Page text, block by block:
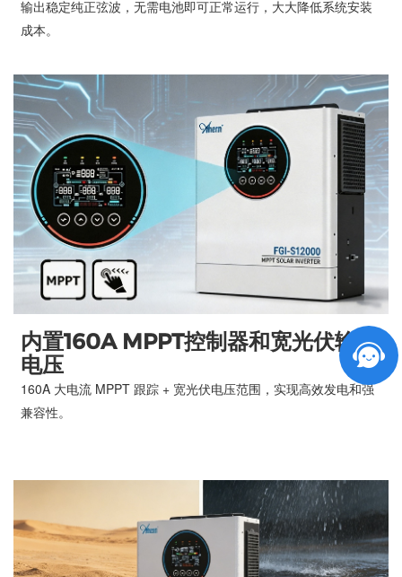
输出稳定纯正弦波，无需电池即可正常运行，大大降低系统安装
成本。
内置160A MPPT控制器和宽光伏输入
电压
160A 大电流 MPPT 跟踪 + 宽光伏电压范围，实现高效发电和强
兼容性。